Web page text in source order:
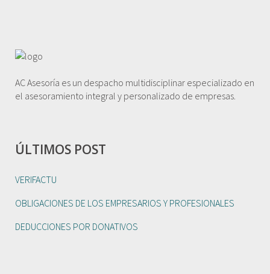
AC Asesoría es un despacho multidisciplinar especializado en
el asesoramiento integral y personalizado de empresas.
ÚLTIMOS POST
VERIFACTU
OBLIGACIONES DE LOS EMPRESARIOS Y PROFESIONALES
DEDUCCIONES POR DONATIVOS